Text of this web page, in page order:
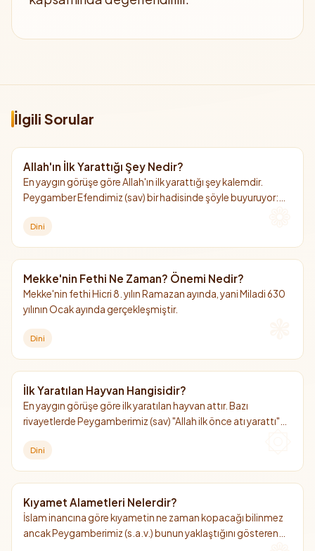
İlgili Sorular
Allah'ın İlk Yarattığı Şey Nedir?
En yaygın görüşe göre Allah'ın ilk yarattığı şey kalemdir.
Peygamber Efendimiz (sav) bir hadisinde şöyle buyuruyor:
Dini
Mekke'nin Fethi Ne Zaman? Önemi Nedir?
Mekke'nin fethi Hicri 8. yılın Ramazan ayında, yani Miladi 630
yılının Ocak ayında gerçekleşmiştir.
Dini
İlk Yaratılan Hayvan Hangisidir?
En yaygın görüşe göre ilk yaratılan hayvan attır. Bazı
rivayetlerde Peygamberimiz (sav) "Allah ilk önce atı yarattı"
bir hayvan olarak görülüyor.
Dini
Kıyamet Alametleri Nelerdir?
İslam inancına göre kıyametin ne zaman kopacağı bilinmez
ancak Peygamberimiz (s.a.v.) bunun yaklaştığını gösteren